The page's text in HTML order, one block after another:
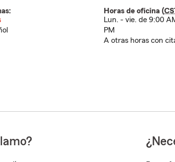
Horas de oficina (
Lun. - vie. de 9:00
PM
A otras horas con